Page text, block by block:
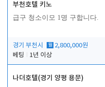
부천호텔 키노
급구 청소이모 1명 구합니다.
경기 부천시 월 2,800,000원
베팅
1년 이상
나더호텔(경기 양평 용문)